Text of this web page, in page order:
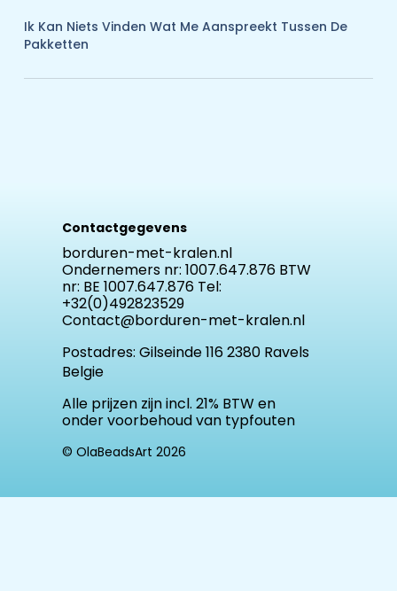
Ik Kan Niets Vinden Wat Me Aanspreekt Tussen De
Pakketten
Contactgegevens
borduren-met-kralen.nl
Ondernemers nr: 1007.647.876 BTW
nr: BE 1007.647.876 Tel:
+32(0)492823529
Contact@borduren-met-kralen.nl
Postadres: Gilseinde 116 2380 Ravels
Belgie
Alle prijzen zijn incl. 21% BTW en
onder voorbehoud van typfouten
© OlaBeadsArt 2026